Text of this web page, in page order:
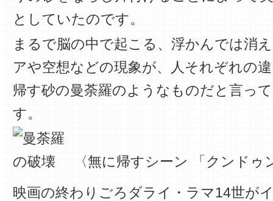
としていたのです。
まるで脳の中で起こる、浮かんでは消
アや空想などの現象が、人それぞれの
帰す砂の曼荼羅のようなものだと言っ
す。
〈無に帰すシーン 「クンドゥ
映画の終わりごろダライ・ラマ14世が